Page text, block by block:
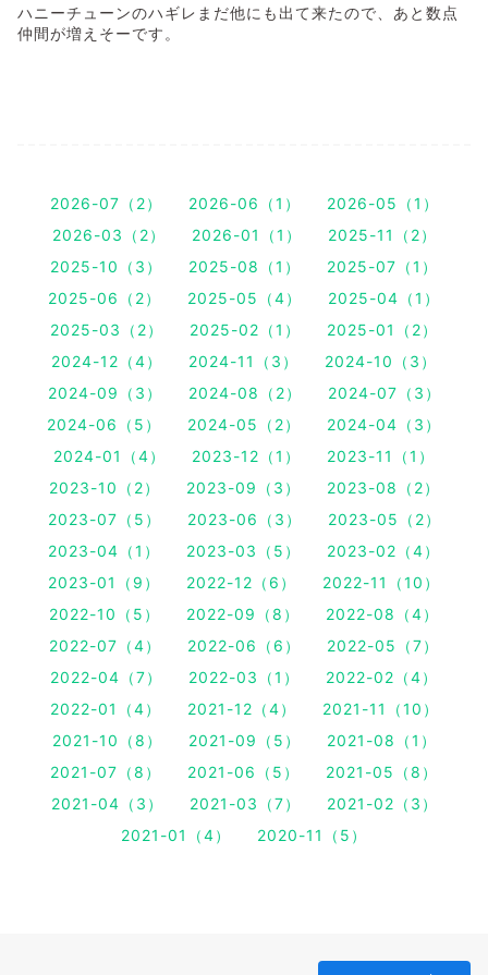
ハニーチューンのハギレまだ他にも出て来たので、あと数点
仲間が増えそーです。
2026-07（2） 2026-06（1）
2026-05（1）
2026-03（2）
2026-01（1）
2025-11（2）
2025-10（3）
2025-08（1）
2025-07（1）
2025-06（2）
2025-05（4）
2025-04（1）
2025-03（2）
2025-02（1）
2025-01（2）
2024-12（4）
2024-11（3）
2024-10（3）
2024-09（3）
2024-08（2）
2024-07（3）
2024-06（5）
2024-05（2）
2024-04（3）
2024-01（4）
2023-12（1）
2023-11（1）
2023-10（2）
2023-09（3）
2023-08（2）
2023-07（5）
2023-06（3）
2023-05（2）
2023-04（1）
2023-03（5）
2023-02（4）
2023-01（9）
2022-12（6）
2022-11（10）
2022-10（5）
2022-09（8）
2022-08（4）
2022-07（4）
2022-06（6）
2022-05（7）
2022-04（7）
2022-03（1）
2022-02（4）
2022-01（4）
2021-12（4）
2021-11（10）
2021-10（8）
2021-09（5）
2021-08（1）
2021-07（8）
2021-06（5）
2021-05（8）
2021-04（3）
2021-03（7）
2021-02（3）
2021-01（4）
2020-11（5）